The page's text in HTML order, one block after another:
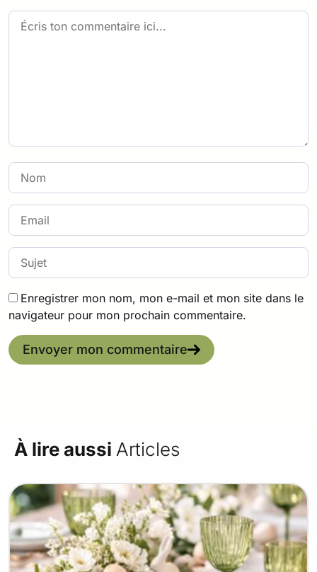
Enregistrer mon nom, mon e-mail et mon site dans le
navigateur pour mon prochain commentaire.
Envoyer mon commentaire
À lire aussi Articles